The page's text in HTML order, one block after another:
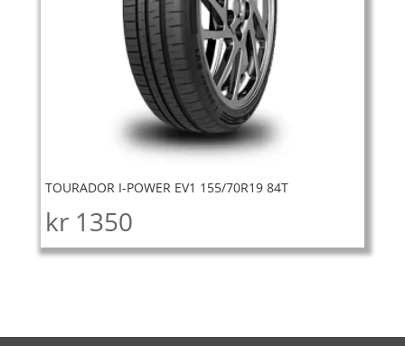
TOURADOR I-POWER EV1 155/70R19 84T
kr 1350